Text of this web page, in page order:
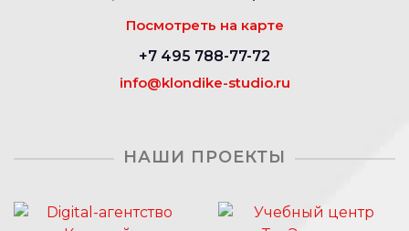
Посмотреть на карте
+7 495 788-77-72
info@klondike-studio.ru
НАШИ ПРОЕКТЫ